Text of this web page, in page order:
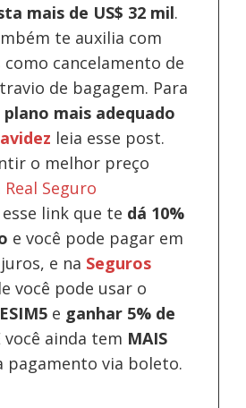
mais de US$ 32 mil.
te auxilia com
cancelamento de
de bagagem. Para
plano mais adequado
leia esse post.
o melhor preço
Real Seguro
link que te dá 10%
e você pode pagar em
e na Seguros
você pode usar o
e ganhar 5% de
você ainda tem MAIS
pagamento via boleto.